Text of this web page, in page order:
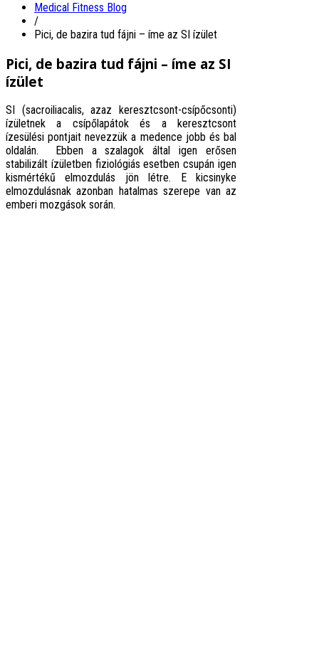
Medical Fitness Blog
/
Pici, de bazira tud fájni – íme az SI ízület
Pici, de bazira tud fájni – íme az SI
ízület
SI (sacroiliacalis, azaz keresztcsont-csípőcsonti)
ízületnek a csípőlapátok és a keresztcsont
ízesülési pontjait nevezzük a medence jobb és bal
oldalán.
Ebben a szalagok által igen erősen
stabilizált ízületben fiziológiás esetben csupán igen
kismértékű elmozdulás jön létre. E kicsinyke
elmozdulásnak azonban hatalmas szerepe van az
emberi mozgások során.